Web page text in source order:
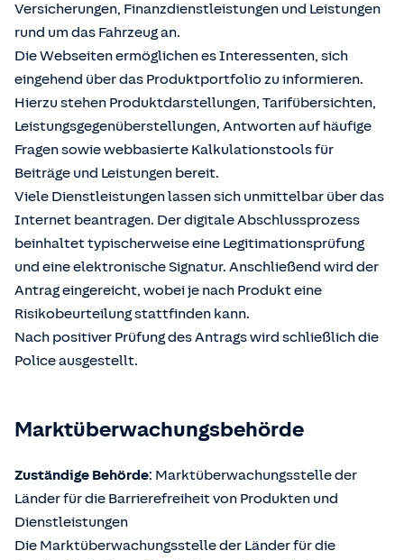
Versicherungen, Finanzdienstleistungen und Leistungen
rund um das Fahrzeug an.
Die Webseiten ermöglichen es Interessenten, sich
eingehend über das Produktportfolio zu informieren.
Hierzu stehen Produktdarstellungen, Tarifübersichten,
Leistungsgegenüberstellungen, Antworten auf häufige
Fragen sowie webbasierte Kalkulationstools für
Beiträge und Leistungen bereit.
Viele Dienstleistungen lassen sich unmittelbar über das
Internet beantragen. Der digitale Abschlussprozess
beinhaltet typischerweise eine Legitimationsprüfung
und eine elektronische Signatur. Anschließend wird der
Antrag eingereicht, wobei je nach Produkt eine
Risikobeurteilung stattfinden kann.
Nach positiver Prüfung des Antrags wird schließlich die
Police ausgestellt.
Marktüberwachungsbehörde
Zuständige Behörde: Marktüberwachungsstelle der
Länder für die Barrierefreiheit von Produkten und
Dienstleistungen
Die Marktüberwachungsstelle der Länder für die